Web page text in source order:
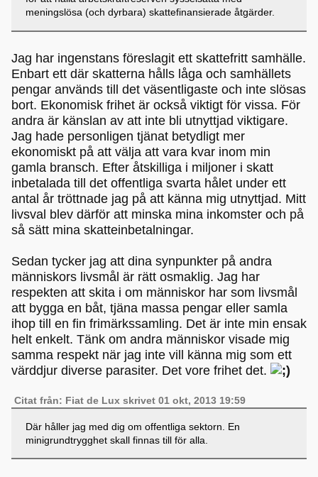
meningslösa (och dyrbara) skattefinansierade åtgärder.
Jag har ingenstans föreslagit ett skattefritt samhälle.
Enbart ett där skatterna hålls låga och samhällets
pengar används till det väsentligaste och inte slösas
bort. Ekonomisk frihet är också viktigt för vissa. För
andra är känslan av att inte bli utnyttjad viktigare.
Jag hade personligen tjänat betydligt mer
ekonomiskt på att välja att vara kvar inom min
gamla bransch. Efter åtskilliga i miljoner i skatt
inbetalada till det offentliga svarta hålet under ett
antal år tröttnade jag på att känna mig utnyttjad. Mitt
livsval blev därför att minska mina inkomster och på
så sätt mina skatteinbetalningar.
Sedan tycker jag att dina synpunkter på andra
människors livsmål är rätt osmaklig. Jag har
respekten att skita i om människor har som livsmål
att bygga en båt, tjäna massa pengar eller samla
ihop till en fin frimärkssamling. Det är inte min ensak
helt enkelt. Tänk om andra människor visade mig
samma respekt när jag inte vill känna mig som ett
värddjur diverse parasiter. Det vore frihet det.
Citat från: Fiat de Lux skrivet 01 okt, 2013 19:59
Där håller jag med dig om offentliga sektorn. En
minigrundtrygghet skall finnas till för alla.